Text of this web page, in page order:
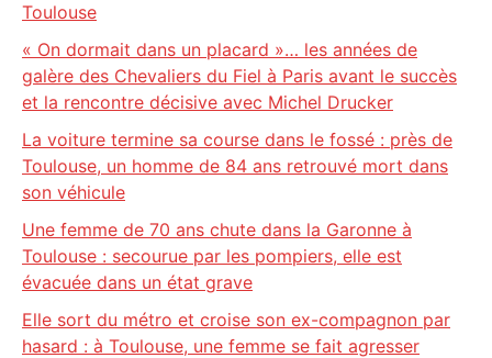
Toulouse
« On dormait dans un placard »… les années de
galère des Chevaliers du Fiel à Paris avant le succès
et la rencontre décisive avec Michel Drucker
La voiture termine sa course dans le fossé : près de
Toulouse, un homme de 84 ans retrouvé mort dans
son véhicule
Une femme de 70 ans chute dans la Garonne à
Toulouse : secourue par les pompiers, elle est
évacuée dans un état grave
Elle sort du métro et croise son ex-compagnon par
hasard : à Toulouse, une femme se fait agresser